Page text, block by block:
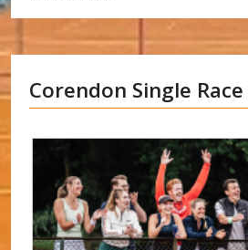
Corendon Single Race